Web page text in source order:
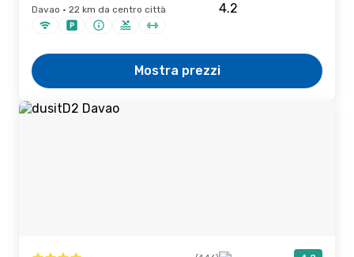
Davao · 22 km da centro città
Mostra prezzi